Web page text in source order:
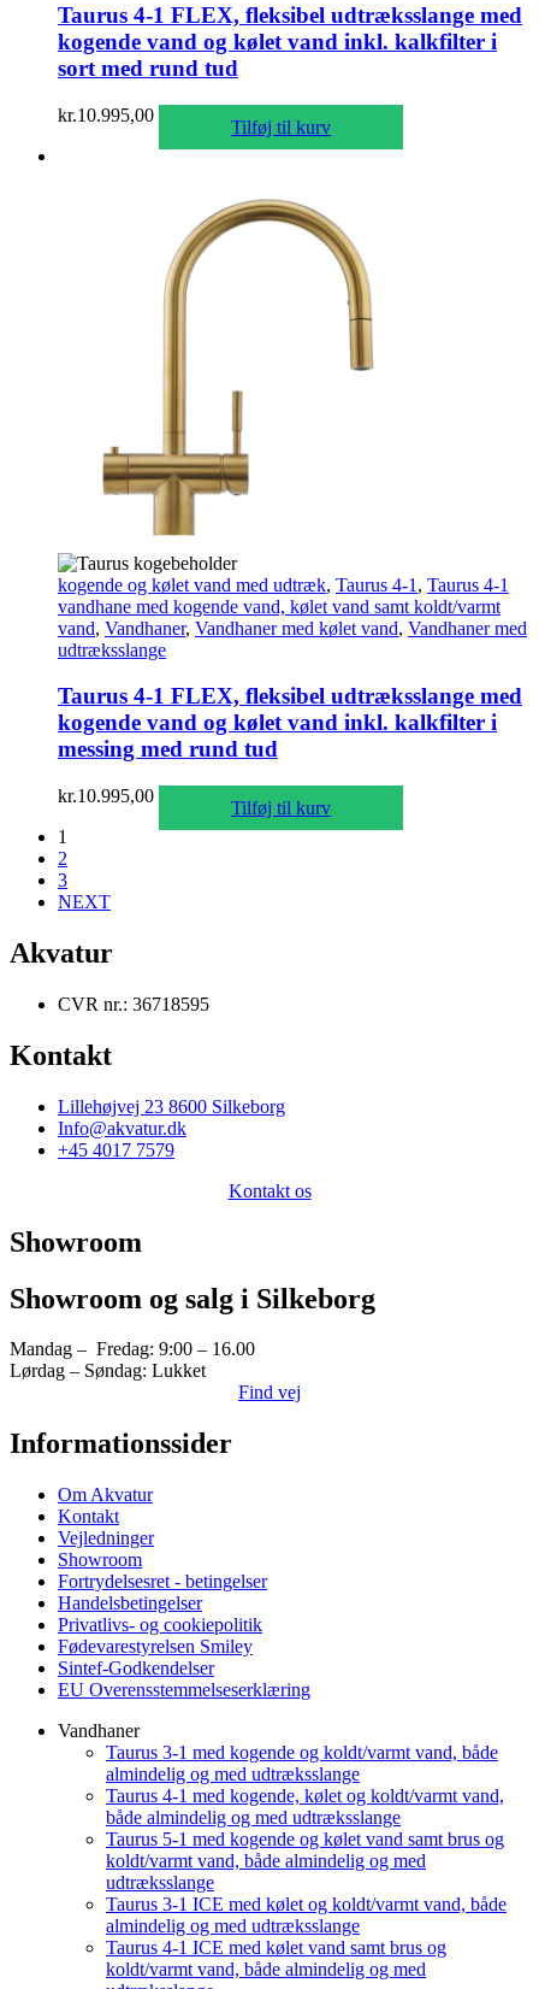
Taurus 4-1 FLEX, fleksibel udtræksslange med
kogende vand og kølet vand inkl. kalkfilter i
sort med rund tud
kr.10.995,00
Tilføj til kurv
kogende og kølet vand med udtræk, Taurus 4-1 , Taurus 4-1
vandhane med kogende vand, kølet vand samt koldt/varmt
vand, Vandhaner, Vandhaner med kølet vand, Vandhaner med
udtræksslange
Taurus 4-1 FLEX, fleksibel udtræksslange med
kogende vand og kølet vand inkl. kalkfilter i
messing med rund tud
kr.10.995,00
Tilføj til kurv
1
2
3
NEXT
Akvatur
CVR nr.: 36718595
Kontakt
Lillehøjvej 23 8600 Silkeborg
Info@akvatur.dk
+45 4017 7579
Kontakt os
Showroom
Showroom og salg i Silkeborg
Mandag – Fredag: 9:00 – 16.00
Lørdag – Søndag: Lukket
Find vej
Informationssider
Om Akvatur
Kontakt
Vejledninger
Showroom
Fortrydelsesret - betingelser
Handelsbetingelser
Privatlivs- og cookiepolitik
Fødevarestyrelsen Smiley
Sintef-Godkendelser
EU Overensstemmelseserklæring
Vandhaner
Taurus 3-1 med kogende og koldt/varmt vand, både
almindelig og med udtræksslange
Taurus 4-1 med kogende, kølet og koldt/varmt vand,
både almindelig og med udtræksslange
Taurus 5-1 med kogende og kølet vand samt brus og
koldt/varmt vand, både almindelig og med
udtræksslange
Taurus 3-1 ICE med kølet og koldt/varmt vand, både
almindelig og med udtræksslange
Taurus 4-1 ICE med kølet vand samt brus og
koldt/varmt vand, både almindelig og med